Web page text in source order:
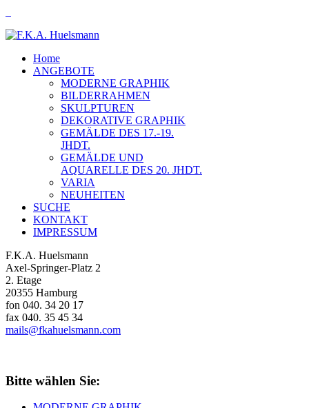
Home
ANGEBOTE
MODERNE GRAPHIK
BILDERRAHMEN
SKULPTUREN
DEKORATIVE GRAPHIK
GEMÄLDE DES 17.-19.
JHDT.
GEMÄLDE UND
AQUARELLE DES 20. JHDT.
VARIA
NEUHEITEN
SUCHE
KONTAKT
IMPRESSUM
F.K.A. Huelsmann
Axel-Springer-Platz 2
2. Etage
20355 Hamburg
fon 040. 34 20 17
fax 040. 35 45 34
mails@fkahuelsmann.com
Bitte wählen Sie: